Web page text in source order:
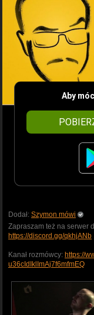
Aby
Dodał: Szymon mówi
Zapraszam też na serwer
https://discord.gg/qkhjANb
Kanał rozmówcy: https://
u36cIdIklImAj7f6mfmEQ